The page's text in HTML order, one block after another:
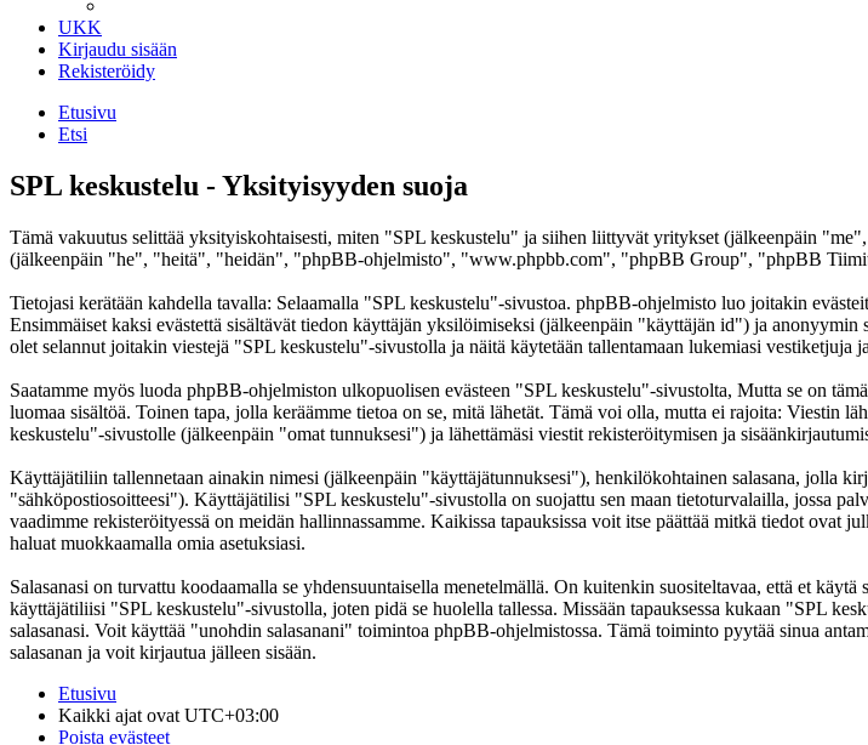
UKK
Kirjaudu sisään
Rekisteröidy
Etusivu
Etsi
SPL keskustelu - Yksityisyyden suoja
Tämä vakuutus selittää yksityiskohtaisesti, miten "SPL keskustelu" ja siihen liittyvät yritykset (jälkeenpäin
(jälkeenpäin "he", "heitä", "heidän", "phpBB-ohjelmisto", "www.phpbb.com", "phpBB Group", "phpBB
Tietojasi kerätään kahdella tavalla: Selaamalla "SPL keskustelu"-sivustoa. phpBB-ohjelmisto luo joitakin
Ensimmäiset kaksi evästettä sisältävät tiedon käyttäjän yksilöimiseksi (jälkeenpäin "käyttäjän id") ja
olet selannut joitakin viestejä "SPL keskustelu"-sivustolla ja näitä käytetään tallentamaan lukemiasi vestiketjuja
Saatamme myös luoda phpBB-ohjelmiston ulkopuolisen evästeen "SPL keskustelu"-sivustolta, Mutta se on
luomaa sisältöä. Toinen tapa, jolla keräämme tietoa on se, mitä lähetät. Tämä voi olla, mutta ei rajoita:
keskustelu"-sivustolle (jälkeenpäin "omat tunnuksesi") ja lähettämäsi viestit rekisteröitymisen ja
Käyttäjätiliin tallennetaan ainakin nimesi (jälkeenpäin "käyttäjätunnuksesi"), henkilökohtainen salasana, jolla
"sähköpostiosoitteesi"). Käyttäjätilisi "SPL keskustelu"-sivustolla on suojattu sen maan tietoturvalailla, jossa
vaadimme rekisteröityessä on meidän hallinnassamme. Kaikissa tapauksissa voit itse päättää mitkä tiedot
haluat muokkaamalla omia asetuksiasi.
Salasanasi on turvattu koodaamalla se yhdensuuntaisella menetelmällä. On kuitenkin suositeltavaa, että et
käyttäjätiliisi "SPL keskustelu"-sivustolla, joten pidä se huolella tallessa. Missään tapauksessa kukaan "SPL
salasanasi. Voit käyttää "unohdin salasanani" toimintoa phpBB-ohjelmistossa. Tämä toiminto pyytää sinua
salasanan ja voit kirjautua jälleen sisään.
Etusivu
Kaikki ajat ovat UTC+03:00
Poista evästeet